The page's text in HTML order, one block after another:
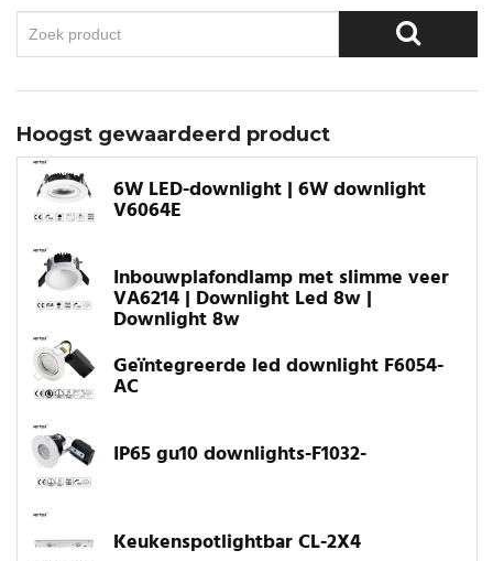
Hoogst gewaardeerd product
6W LED-downlight | 6W downlight
V6064E
Inbouwplafondlamp met slimme veer
VA6214 | Downlight Led 8w |
Downlight 8w
Geïntegreerde led downlight F6054-
AC
IP65 gu10 downlights-F1032-
Keukenspotlightbar CL-2X4